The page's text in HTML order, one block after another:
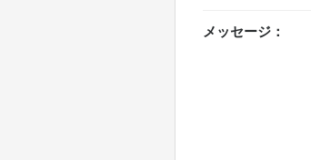
メッセージ：